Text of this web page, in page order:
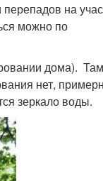
на
можно по
дома).
нет,
зеркало воды.